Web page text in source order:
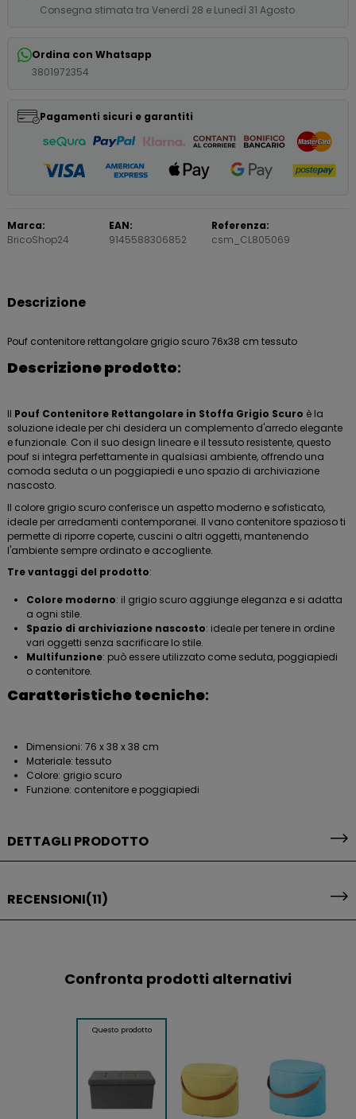
Consegna stimata tra Venerdì 28 e Lunedì 31 Agosto
Ordina con Whatsapp
3801972354
Pagamenti sicuri e garantiti
Marca:
BricoShop24
EAN:
9145588306852
Referenza:
csm_CL805069
Descrizione
Pouf contenitore rettangolare grigio scuro 76x38 cm tessuto
Descrizione prodotto:
Il Pouf Contenitore Rettangolare in Stoffa Grigio Scuro è la
soluzione ideale per chi desidera un complemento d'arredo elegante
e funzionale. Con il suo design lineare e il tessuto resistente, questo
pouf si integra perfettamente in qualsiasi ambiente, offrendo una
comoda seduta o un poggiapiedi e uno spazio di archiviazione
nascosto.
Il colore grigio scuro conferisce un aspetto moderno e sofisticato,
ideale per arredamenti contemporanei. Il vano contenitore spazioso ti
permette di riporre coperte, cuscini o altri oggetti, mantenendo
l'ambiente sempre ordinato e accogliente.
Tre vantaggi del prodotto:
Colore moderno: il grigio scuro aggiunge eleganza e si adatta
a ogni stile.
Spazio di archiviazione nascosto: ideale per tenere in ordine
vari oggetti senza sacrificare lo stile.
Multifunzione: può essere utilizzato come seduta, poggiapiedi
o contenitore.
Caratteristiche tecniche:
Dimensioni: 76 x 38 x 38 cm
Materiale: tessuto
Colore: grigio scuro
Funzione: contenitore e poggiapiedi
DETTAGLI PRODOTTO
RECENSIONI(11)
Confronta prodotti alternativi
Questo prodotto